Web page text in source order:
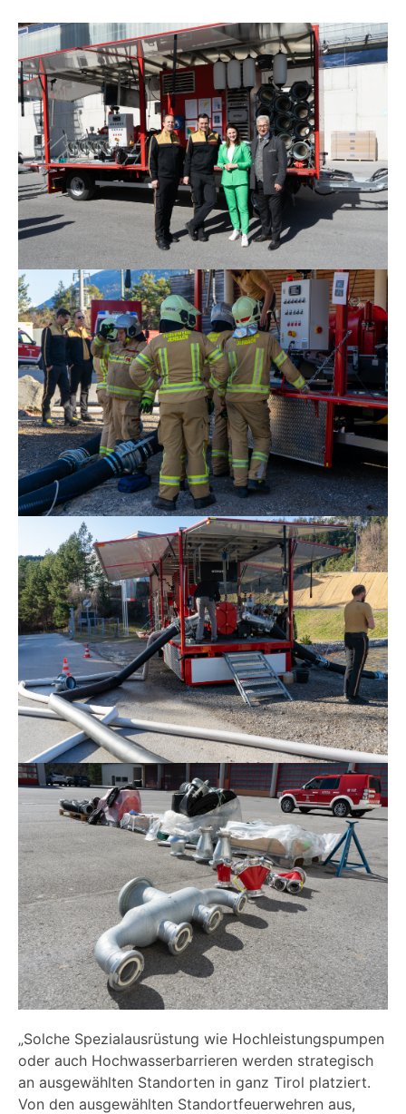
„Solche Spezialausrüstung wie Hochleistungspumpen
oder auch Hochwasserbarrieren werden strategisch
an ausgewählten Standorten in ganz Tirol platziert.
Von den ausgewählten Standortfeuerwehren aus,